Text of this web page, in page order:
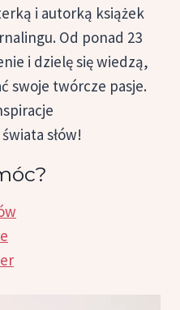
i autorką książek
Od ponad 23
i dzielę się wiedzą,
swoje twórcze pasje.
słów!